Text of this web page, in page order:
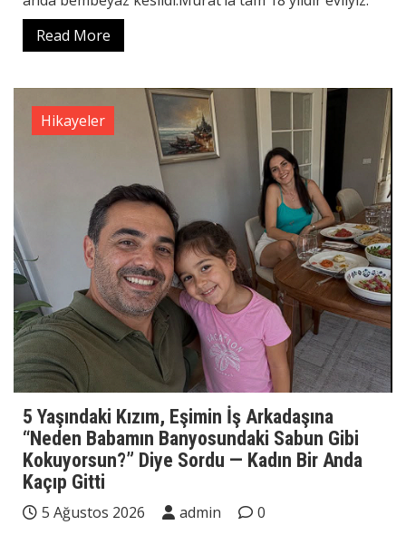
Read More
Hikayeler
5 Yaşındaki Kızım, Eşimin İş Arkadaşına
“Neden Babamın Banyosundaki Sabun Gibi
Kokuyorsun?” Diye Sordu — Kadın Bir Anda
Kaçıp Gitti
5 Ağustos 2026 admin
0